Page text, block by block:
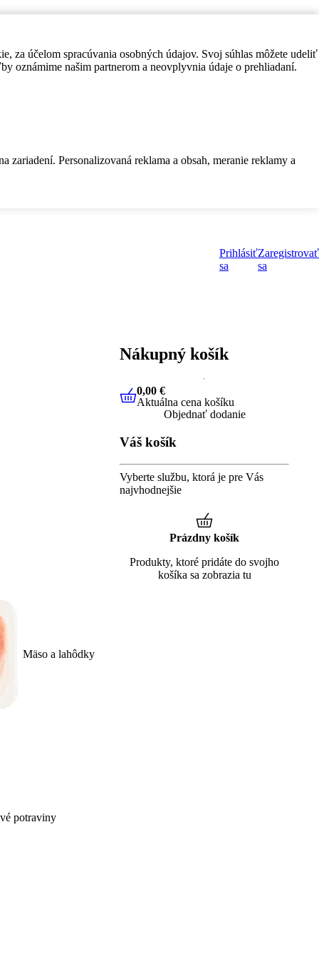
za účelom spracúvania osobných údajov. Svoj súhlas môžete udeliť
oznámime našim partnerom a neovplyvnia údaje o prehliadaní.
Personalizovaná reklama a obsah, meranie reklamy a
Prihlásiť
sa
Zaregistrovať
sa
Mäso a lahôdky
potraviny
Nákupný košík
0,00 €Aktuálna cena košíku
0,00 €
Aktuálna cena košíku
Objednať dodanie
Váš košík
Vyberte službu, ktorá je pre Vás
najvhodnejšie
Prázdny košík
Produkty, ktoré pridáte do svojho
košíka sa zobrazia tu